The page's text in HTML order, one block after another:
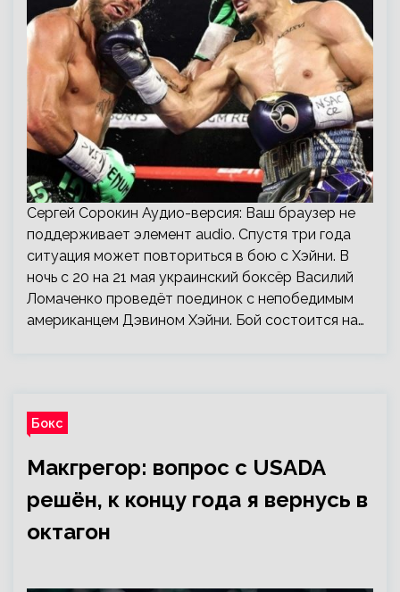
Сергей Сорокин Аудио-версия: Ваш браузер не
поддерживает элемент audio. Спустя три года
ситуация может повториться в бою с Хэйни. В
ночь с 20 на 21 мая украинский боксёр Василий
Ломаченко проведёт поединок с непобедимым
американцем Дэвином Хэйни. Бой состоится на…
Бокс
Макгрегор: вопрос с USADA
решён, к концу года я вернусь в
октагон